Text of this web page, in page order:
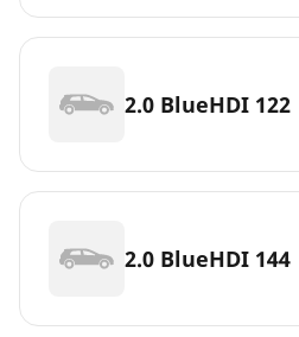
2.0 BlueHDI 122
2.0 BlueHDI 144